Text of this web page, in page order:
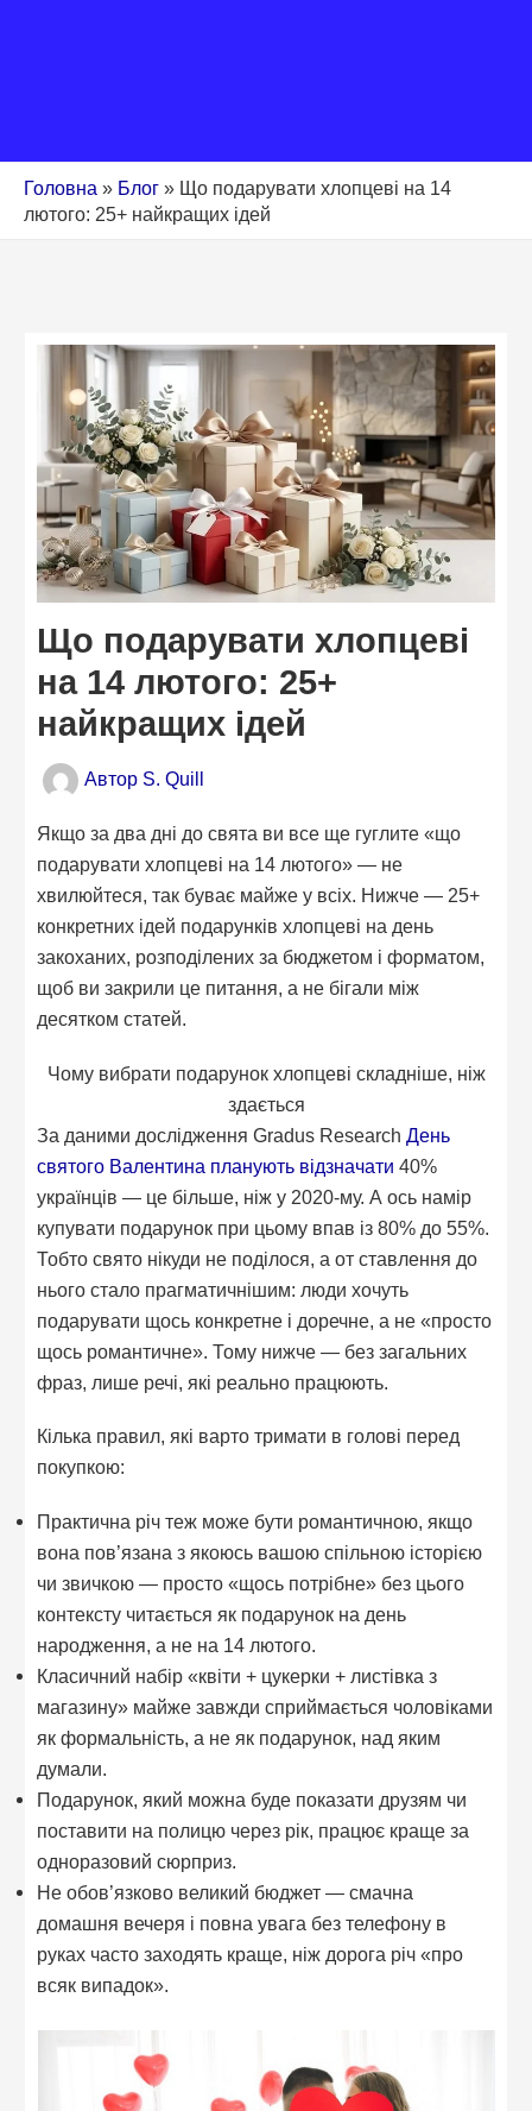
Головна » Блог » Що подарувати хлопцеві на 14
лютого: 25+ найкращих ідей
Що подарувати хлопцеві
на 14 лютого: 25+
найкращих ідей
Автор S. Quill
Якщо за два дні до свята ви все ще гуглите «що
подарувати хлопцеві на 14 лютого» — не
хвилюйтеся, так буває майже у всіх. Нижче — 25+
конкретних ідей подарунків хлопцеві на день
закоханих, розподілених за бюджетом і форматом,
щоб ви закрили це питання, а не бігали між
десятком статей.
Чому вибрати подарунок хлопцеві складніше, ніж
здається
За даними дослідження Gradus ResearchДень
святого Валентина планують відзначати 40%
українців — це більше, ніж у 2020-му. А ось намір
купувати подарунок при цьому впав із 80% до 55%.
Тобто свято нікуди не поділося, а от ставлення до
нього стало прагматичнішим: люди хочуть
подарувати щось конкретне і доречне, а не «просто
щось романтичне». Тому нижче — без загальних
фраз, лише речі, які реально працюють.
Кілька правил, які варто тримати в голові перед
покупкою:
Практична річ теж може бути романтичною, якщо
вона пов’язана з якоюсь вашою спільною історією
чи звичкою — просто «щось потрібне» без цього
контексту читається як подарунок на день
народження, а не на 14 лютого.
Класичний набір «квіти + цукерки + листівка з
магазину» майже завжди сприймається чоловіками
як формальність, а не як подарунок, над яким
думали.
Подарунок, який можна буде показати друзям чи
поставити на полицю через рік, працює краще за
одноразовий сюрприз.
Не обов’язково великий бюджет — смачна
домашня вечеря і повна увага без телефону в
руках часто заходять краще, ніж дорога річ «про
всяк випадок».